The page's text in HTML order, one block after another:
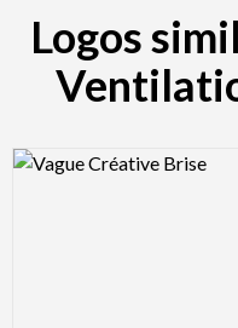
Logos
Logo Preview Image